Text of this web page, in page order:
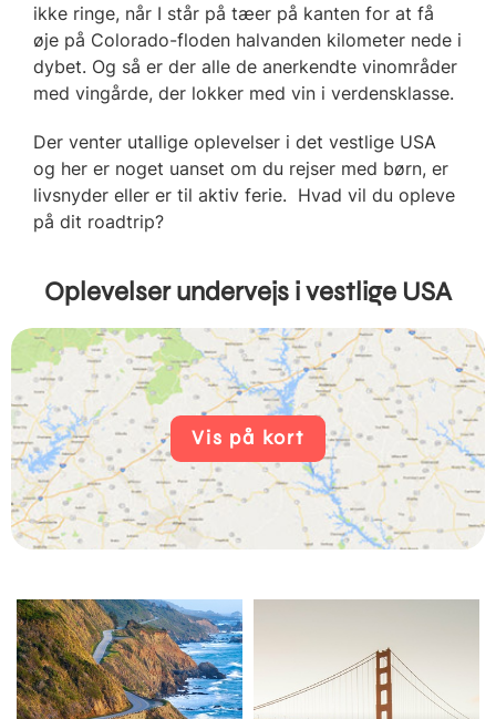
ikke ringe, når I står på tæer på kanten for at få
øje på Colorado-floden halvanden kilometer nede i
dybet. Og så er der alle de anerkendte vinområder
med vingårde, der lokker med vin i verdensklasse.
Der venter utallige oplevelser i det vestlige USA
og her er noget uanset om du rejser med børn, er
livsnyder eller er til aktiv ferie. Hvad vil du opleve
på dit roadtrip?
Oplevelser undervejs i vestlige USA
Vis på kort